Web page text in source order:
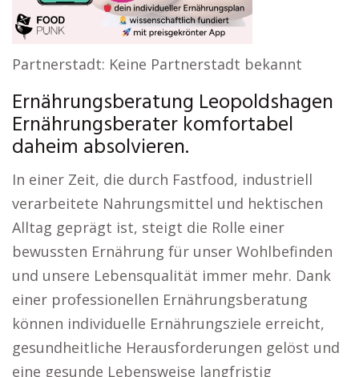
Partnerstadt: Keine Partnerstadt bekannt
Ernährungsberatung Leopoldshagen
Ernährungsberater komfortabel
daheim absolvieren.
In einer Zeit, die durch Fastfood, industriell
verarbeitete Nahrungsmittel und hektischen
Alltag geprägt ist, steigt die Rolle einer
bewussten Ernährung für unser Wohlbefinden
und unsere Lebensqualität immer mehr. Dank
einer professionellen Ernährungsberatung
können individuelle Ernährungsziele erreicht,
gesundheitliche Herausforderungen gelöst und
eine gesunde Lebensweise langfristig